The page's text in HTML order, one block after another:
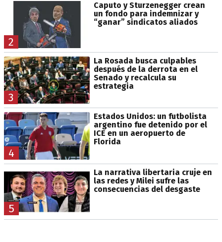
2
Caputo y Sturzenegger crean
un fondo para indemnizar y
“ganar” sindicatos aliados
3
La Rosada busca culpables
después de la derrota en el
Senado y recalcula su
estrategia
4
Estados Unidos: un futbolista
argentino fue detenido por el
ICE en un aeropuerto de
Florida
5
La narrativa libertaria cruje en
las redes y Milei sufre las
consecuencias del desgaste